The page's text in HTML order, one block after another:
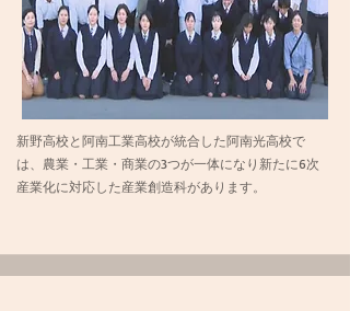
新野高校と阿南工業高校が統合した阿南光高校で
は、農業・工業・商業の3つが一体になり新たに6次
産業化に対応した産業創造科があります。